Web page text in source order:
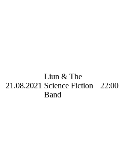
21.08.2021
Liun & The
Science Fiction
Band
22:00